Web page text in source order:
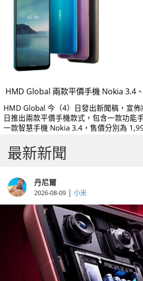
HMD Global 今（4）日發出新聞稿，宣
日推出兩款平價手機款式，包含一款功能
一款智慧手機 Nokia 3.4，售價分別為
優惠價僅 3,990 元。
最新新聞
丹尼爾
2026-08-09 | 小米